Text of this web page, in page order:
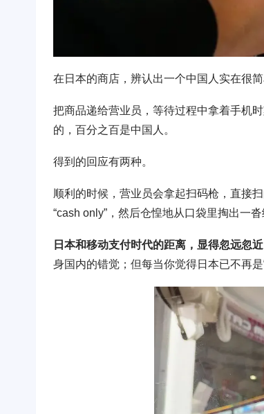
在日本的商店，辨认出一个中国人实在很简
把商品递给营业员，等待过程中拿着手机
的，百分之百是中国人。
得到的回应有两种。
顺利的时候，营业员会拿起扫码枪，直接
“cash only”，然后仓惶地从口袋里掏出一
日本和移动支付时代的距离，显得忽远忽近
身国内的错觉；但每当你觉得日本已不再是